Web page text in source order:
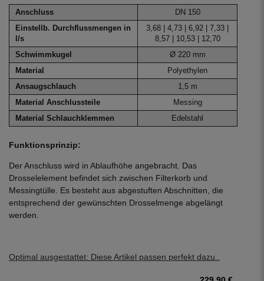
Anschluss
DN 150
Einstellb. Durchflussmengen in
l/s
3,68 | 4,73 | 6,92 | 7,33 |
8,57 | 10,53 | 12,70
Schwimmkugel
Ø 220 mm
Material
Polyethylen
Ansaugschlauch
1,5 m
Material Anschlussteile
Messing
Material Schlauchklemmen
Edelstahl
Funktionsprinzip:
Der Anschluss wird in Ablaufhöhe angebracht. Das
Drosselelement befindet sich zwischen Filterkorb und
Messingtülle. Es besteht aus abgestuften Abschnitten, die
entsprechend der gewünschten Drosselmenge abgelängt
werden.
Optimal ausgestattet: Diese Artikel passen perfekt dazu..